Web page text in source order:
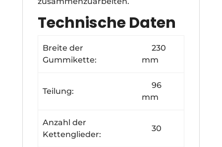
Technische Daten
Breite der
Gummikette:
230
mm
Teilung:
96
mm
Anzahl der
Kettenglieder:
30